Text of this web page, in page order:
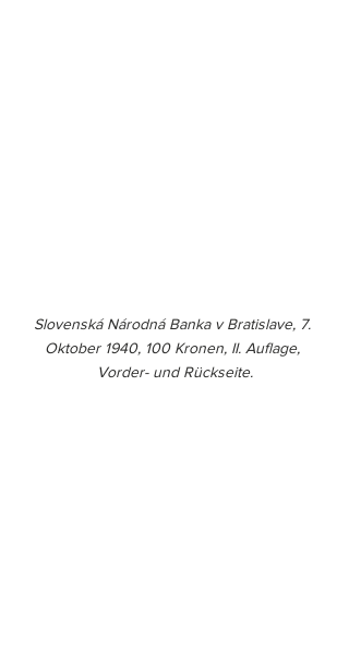
Slovenská Národná Banka v Bratislave, 7.
Oktober 1940, 100 Kronen, II. Auflage,
Vorder- und Rückseite.